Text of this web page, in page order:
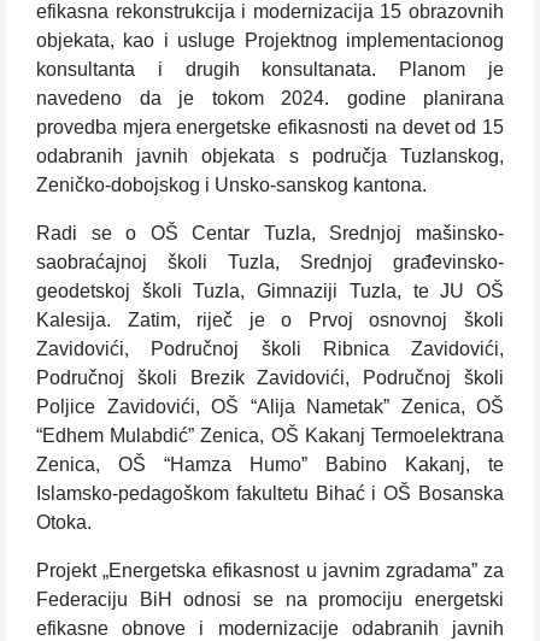
efikasna rekonstrukcija i modernizacija 15 obrazovnih
objekata, kao i usluge Projektnog implementacionog
konsultanta i drugih konsultanata. Planom je
navedeno da je tokom 2024. godine planirana
provedba mjera energetske efikasnosti na devet od 15
odabranih javnih objekata s područja Tuzlanskog,
Zeničko-dobojskog i Unsko-sanskog kantona.
Radi se o OŠ Centar Tuzla, Srednjoj mašinsko-
saobraćajnoj školi Tuzla, Srednjoj građevinsko-
geodetskoj školi Tuzla, Gimnaziji Tuzla, te JU OŠ
Kalesija. Zatim, riječ je o Prvoj osnovnoj školi
Zavidovići, Područnoj školi Ribnica Zavidovići,
Područnoj školi Brezik Zavidovići, Područnoj školi
Poljice Zavidovići, OŠ “Alija Nametak” Zenica, OŠ
“Edhem Mulabdić” Zenica, OŠ Kakanj Termoelektrana
Zenica, OŠ “Hamza Humo” Babino Kakanj, te
Islamsko-pedagoškom fakultetu Bihać i OŠ Bosanska
Otoka.
Projekt „Energetska efikasnost u javnim zgradama” za
Federaciju BiH odnosi se na promociju energetski
efikasne obnove i modernizacije odabranih javnih